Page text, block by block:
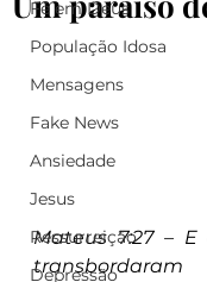
Fé em Deus
População Idosa
Mensagens
Fake News
Ansiedade
Jesus
Ressurreição
Depressão
Mateus 7:27 –